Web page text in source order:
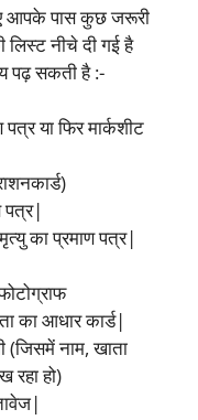
आपके पास कुछ जरूरी
लिस्ट नीचे दी गई है
सकती है :-
या फिर मार्कशीट
पत्र|
का प्रमाण पत्र|
का आधार कार्ड|
(जिसमें नाम, खाता
हो)